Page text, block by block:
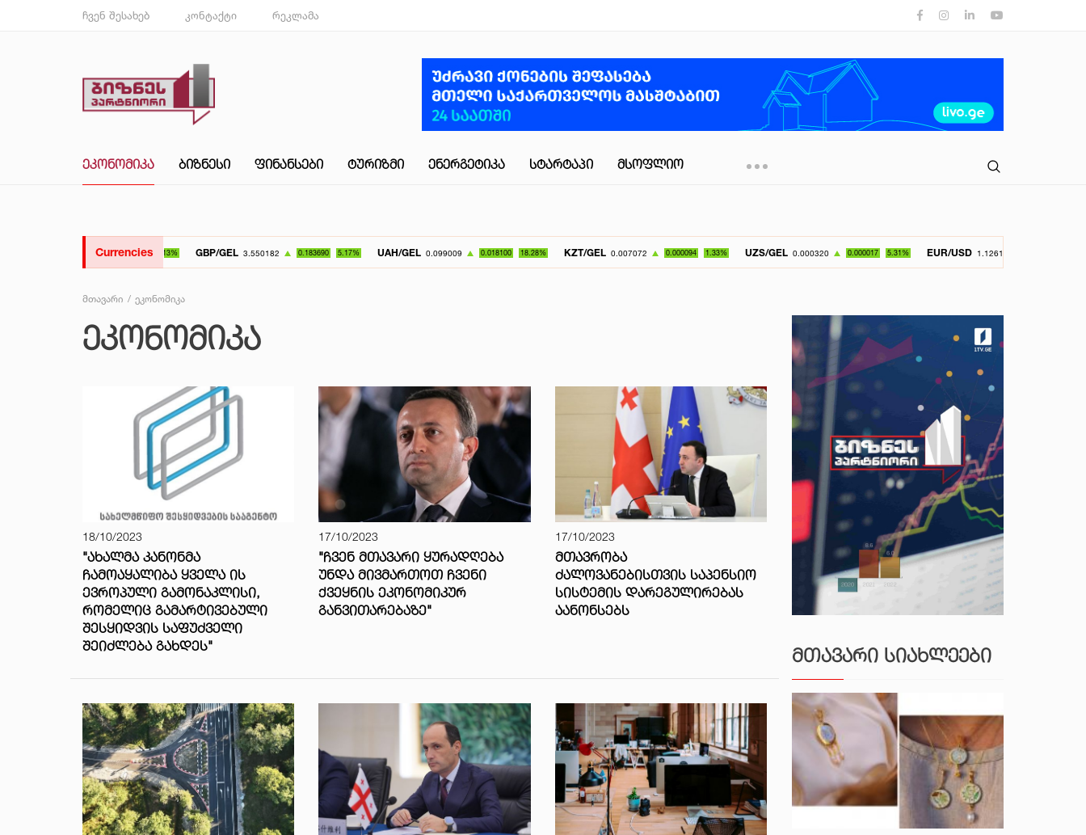
ჩვენ შესახებ კონტაქტი რეკლამა
ᲔᲙᲝᲜᲝᲛᲘᲙᲐ ᲑᲘᲖᲜᲔᲡᲘ ᲤᲘᲜᲐᲜᲡᲔᲑᲘ ᲢᲣᲠᲘᲖᲛᲘ ᲔᲜᲔᲠᲒᲔᲢᲘᲙᲐ ᲡᲢᲐᲠᲢᲐᲞᲘ ᲛᲡᲝᲤᲚᲘᲝ
CurrenciesGBP/GEL 3.550182 0.183690 5.17% UAH/GEL 0.099009 0.018100 18.28% KZT/GEL 0.007072 0.000094 1.33% UZS/GEL 0.000320 0.000017 5.31% EUR/USD 1.126150 -0.049800
მთავარი ეკონომიკა
ᲔᲙᲝᲜᲝᲛᲘᲙᲐ
18/10/2023
"ᲐᲮᲐᲚᲛᲐ ᲙᲐᲜᲝᲜᲛᲐ
ᲩᲐᲛᲝᲐᲧᲐᲚᲘᲑᲐ ᲧᲕᲔᲚᲐ ᲘᲡ
ᲔᲕᲠᲝᲞᲣᲚᲘ ᲒᲐᲛᲝᲜᲐᲙᲚᲘᲡᲘ,
ᲠᲝᲛᲔᲚᲘᲪ ᲒᲐᲛᲐᲠᲢᲘᲕᲔᲑᲣᲚᲘ
ᲨᲔᲡᲧᲘᲓᲕᲘᲡ ᲡᲐᲤᲣᲫᲕᲔᲚᲘ
ᲨᲔᲘᲫᲚᲔᲑᲐ ᲒᲐᲮᲓᲔᲡ"
17/10/2023
"ᲩᲕᲔᲜ ᲛᲗᲐᲕᲐᲠᲘ ᲧᲣᲠᲐᲓᲦᲔᲑᲐ
ᲣᲜᲓᲐ ᲛᲘᲕᲛᲐᲠᲗᲝᲗ ᲩᲕᲔᲜᲘ
ᲥᲕᲔᲧᲜᲘᲡ ᲔᲙᲝᲜᲝᲛᲘᲙᲣᲠ
ᲒᲐᲜᲕᲘᲗᲐᲠᲔᲑᲐᲖᲔ"
17/10/2023
ᲛᲗᲐᲕᲠᲝᲑᲐ
ᲫᲐᲚᲝᲕᲐᲜᲔᲑᲘᲡᲗᲕᲘᲡ ᲡᲐᲞᲔᲜᲡᲘᲝ
ᲡᲘᲡᲢᲔᲛᲘᲡ ᲓᲐᲠᲔᲒᲣᲚᲘᲠᲔᲑᲐᲡ
ᲐᲐᲜᲝᲜᲡᲔᲑᲡ
ᲛᲗᲐᲕᲐᲠᲘ ᲡᲘᲐᲮᲚᲔᲔᲑᲘ